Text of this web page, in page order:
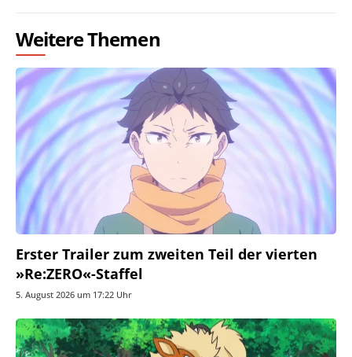
Weitere Themen
Erster Trailer zum zweiten Teil der vierten
»Re:ZERO«-Staffel
5. August 2026 um 17:22 Uhr